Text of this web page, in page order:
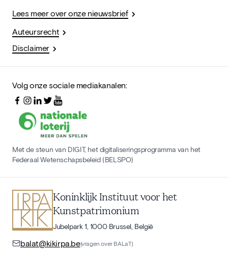
Lees meer over onze nieuwsbrief
Auteursrecht
Disclaimer
Volg onze sociale mediakanalen:
Met de steun van DIGIT, het digitaliseringsprogramma van het
Federaal Wetenschapsbeleid (BELSPO)
Koninklijk Instituut voor het
Kunstpatrimonium
Jubelpark 1, 1000 Brussel, België
balat@kikirpa.be(vragen over BALaT)